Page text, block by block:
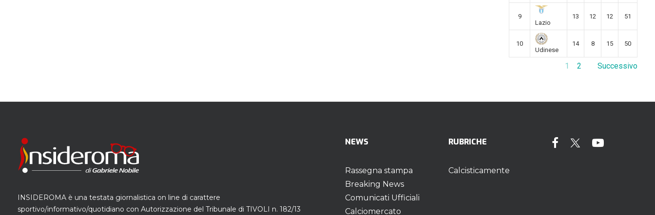
9
Lazio
13 12 12 51
10
Udinese
14 8 15 50
1 2 Successivo
INSIDEROMA è una testata giornalistica on line di carattere
sportivo/informativo/quotidiano con Autorizzazione del Tribunale di TIVOLI n. 182/13
NEWS
Rassegna stampa
Breaking News
Comunicati Ufficiali
Calciomercato
RUBRICHE
Calcisticamente